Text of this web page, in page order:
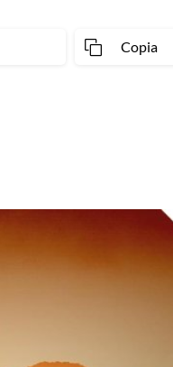
Copia